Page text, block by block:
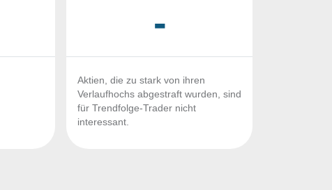
-
Aktien, die zu stark von ihren
Verlaufhochs abgestraft wurden, sind
für Trendfolge-Trader nicht
interessant.